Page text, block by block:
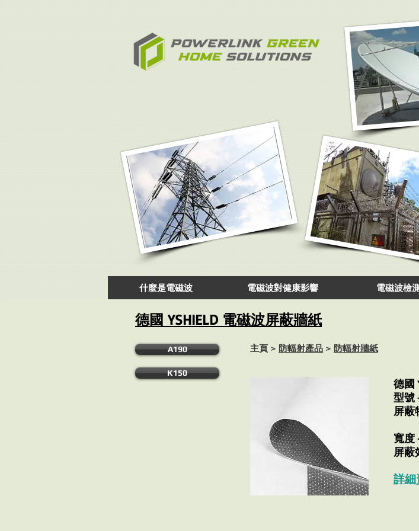
什麼是電磁波 電磁波對健康影響 電磁波檢測
德國 YSHIELD 電磁波屏蔽牆紙
A190
K150
主頁 > 防輻射產品 > 防輻射牆紙
德國
型號
屏蔽
低
寬度
屏蔽
詳細